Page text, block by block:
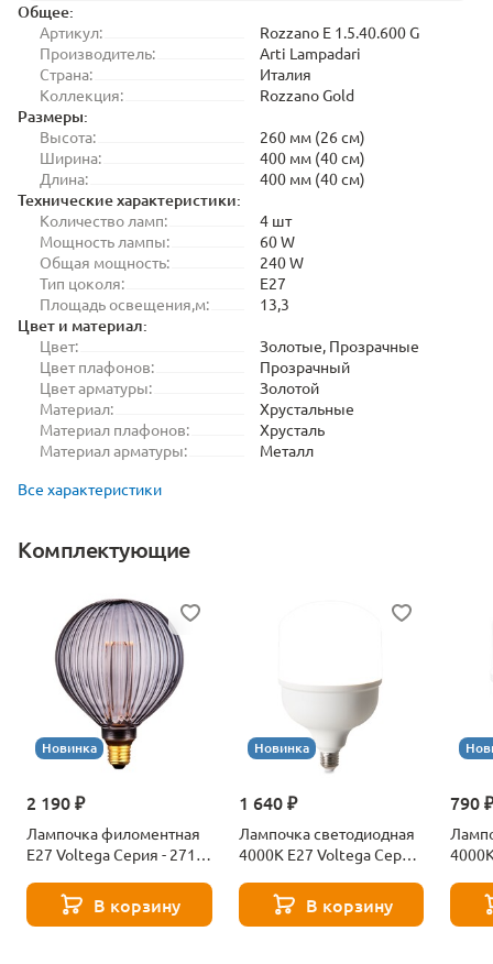
Общее:
Артикул:
Rozzano E 1.5.40.600 G
Производитель:
Arti Lampadari
Страна:
Италия
Коллекция:
Rozzano Gold
Размеры:
Высота:
260 мм (26 см)
Ширина:
400 мм (40 см)
Длина:
400 мм (40 см)
Технические характеристики:
Количество ламп:
4 шт
Мощность лампы:
60 W
Общая мощность:
240 W
Тип цоколя:
E27
Площадь освещения,м:
13,3
Цвет и материал:
Цвет:
Золотые, Прозрачные
Цвет плафонов:
Прозрачный
Цвет арматуры:
Золотой
Материал:
Хрустальные
Материал плафонов:
Хрусталь
Материал арматуры:
Металл
Все характеристики
Комплектующие
Новинка
2 190 ₽
Лампочка филоментная
Е27 Voltega Серия - 271
В корзину
Новинка
1 640 ₽
Лампочка светодиодная
4000К Е27 Voltega Серия
В корзину
790